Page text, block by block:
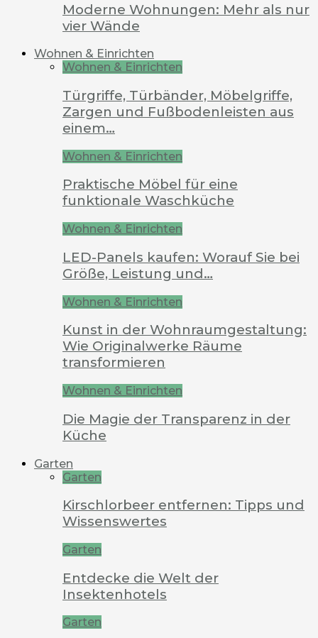
Moderne Wohnungen: Mehr als nur
vier Wände
Wohnen & Einrichten
Wohnen & Einrichten
Türgriffe, Türbänder, Möbelgriffe,
Zargen und Fußbodenleisten aus
einem…
Wohnen & Einrichten
Praktische Möbel für eine
funktionale Waschküche
Wohnen & Einrichten
LED-Panels kaufen: Worauf Sie bei
Größe, Leistung und…
Wohnen & Einrichten
Kunst in der Wohnraumgestaltung:
Wie Originalwerke Räume
transformieren
Wohnen & Einrichten
Die Magie der Transparenz in der
Küche
Garten
Garten
Kirschlorbeer entfernen: Tipps und
Wissenswertes
Garten
Entdecke die Welt der
Insektenhotels
Garten